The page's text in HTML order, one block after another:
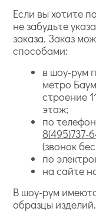
Если вы хотите
не забудьте
заказа. Заказ
способами:
в шоу-рум
метро
строение
этаж;
по
8(495)737-
(звонок
по
на сайте
В шоу-рум
образцы изделий.